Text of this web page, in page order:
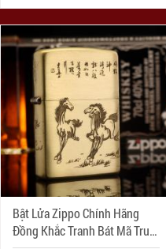
Bật Lửa Zippo Chính Hãng
Đồng Khắc Tranh Bát Mã Truy